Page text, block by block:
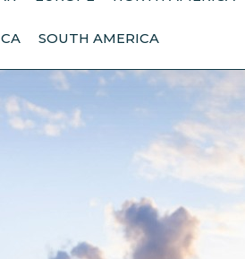
SOUTH AMERICA